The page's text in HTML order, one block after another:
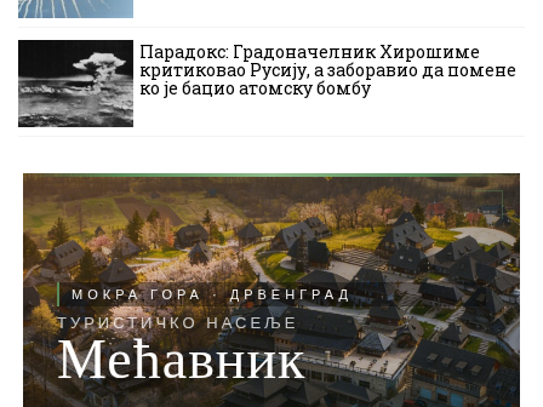
Парадокс: Градоначелник Хирошиме
критиковао Русију, а заборавио да помене
ко је бацио атомску бомбу